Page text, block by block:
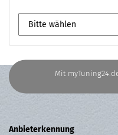
Mit
Anbieterkennung